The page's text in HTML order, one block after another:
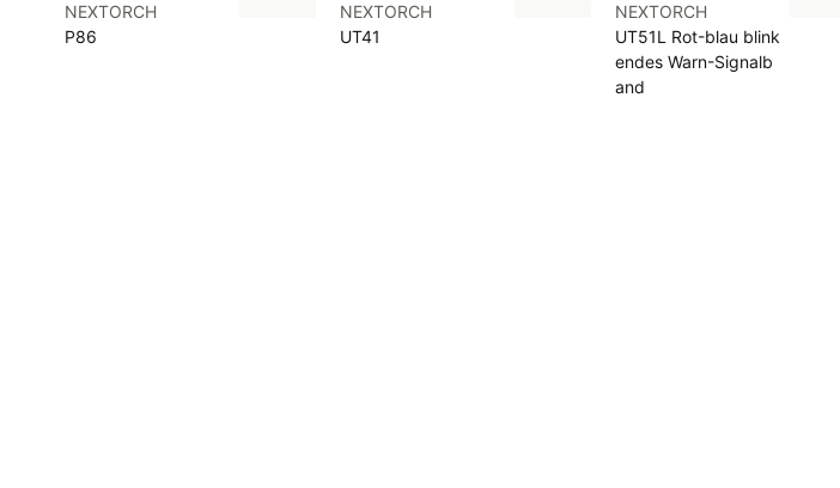
NEXTORCH
P86
NEXTORCH
UT41
NEXTORCH
UT51L Rot-blau blink
endes Warn-Signalb
and